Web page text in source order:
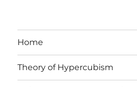
Home
Theory of Hypercubism